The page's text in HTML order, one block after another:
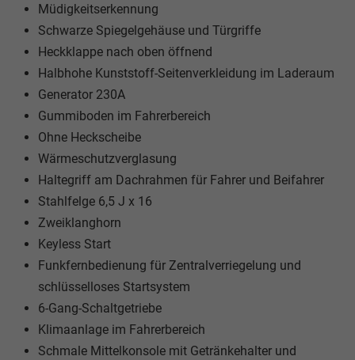
Müdigkeitserkennung
Schwarze Spiegelgehäuse und Türgriffe
Heckklappe nach oben öffnend
Halbhohe Kunststoff-Seitenverkleidung im Laderaum
Generator 230A
Gummiboden im Fahrerbereich
Ohne Heckscheibe
Wärmeschutzverglasung
Haltegriff am Dachrahmen für Fahrer und Beifahrer
Stahlfelge 6,5 J x 16
Zweiklanghorn
Keyless Start
Funkfernbedienung für Zentralverriegelung und
schlüsselloses Startsystem
6-Gang-Schaltgetriebe
Klimaanlage im Fahrerbereich
Schmale Mittelkonsole mit Getränkehalter und